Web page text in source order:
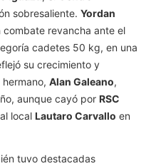
sobresaliente. Yordan
revancha ante el
cadetes 50 kg, en una
su crecimiento y
Alan Galeano,
aunque cayó por RSC
local Lautaro Carvallo en
tuvo destacadas